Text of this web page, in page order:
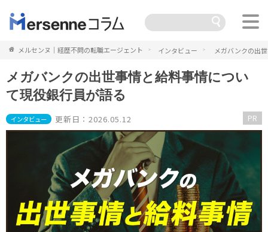
メルセンヌ｜経歴不問の転職エージェント インタビュー メガバンクの出
メガバンクの出世事情と給料事情につい
て現役銀行員が語る
インタビュー 更新日：2026.05.12 PR